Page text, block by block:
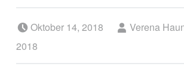
Oktober 14, 2018 Verena
2018